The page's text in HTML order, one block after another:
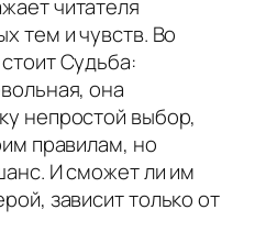
читателя
тем и чувств. Во
Судьба:
она
непростой выбор,
правилам, но
И сможет ли им
зависит только от